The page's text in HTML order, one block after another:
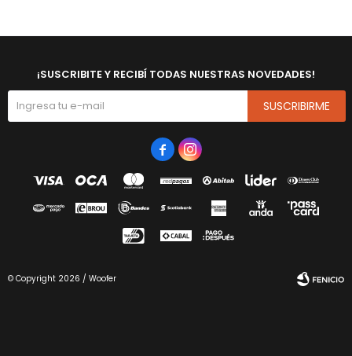
¡SUSCRIBITE Y RECIBÍ TODAS NUESTRAS NOVEDADES!
SUSCRIBIRME
 
© Copyright 2026 / Woofer